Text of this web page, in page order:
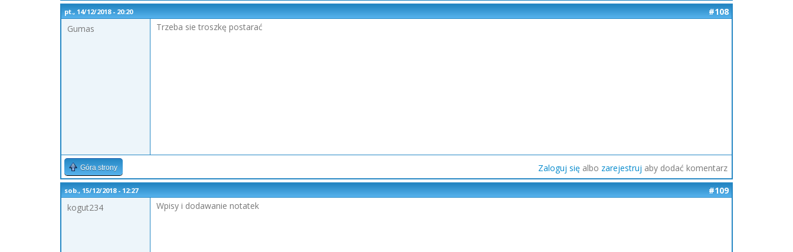
pt., 14/12/2018 - 20:20
#108
Gumas
Trzeba sie troszkę postarać
Góra strony Zaloguj się albo zarejestruj aby dodać komentarz
sob., 15/12/2018 - 12:27
#109
kogut234
Wpisy i dodawanie notatek